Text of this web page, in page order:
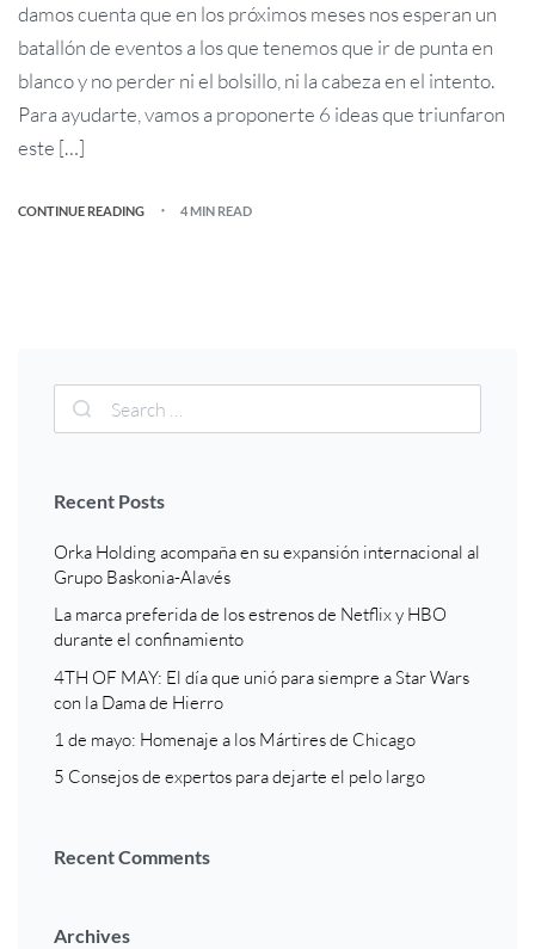
damos cuenta que en los próximos meses nos esperan un
batallón de eventos a los que tenemos que ir de punta en
blanco y no perder ni el bolsillo, ni la cabeza en el intento.
Para ayudarte, vamos a proponerte 6 ideas que triunfaron
este […]
CONTINUE READING 4 MIN READ
Recent Posts
Orka Holding acompaña en su expansión internacional al
Grupo Baskonia-Alavés
La marca preferida de los estrenos de Netflix y HBO
durante el confinamiento
4TH OF MAY: El día que unió para siempre a Star Wars
con la Dama de Hierro
1 de mayo: Homenaje a los Mártires de Chicago
5 Consejos de expertos para dejarte el pelo largo
Recent Comments
Archives